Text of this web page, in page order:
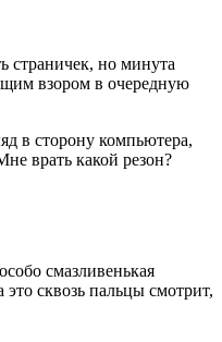
страничек, но минута
взором в очередную
в сторону компьютера,
врать какой резон?
смазливенькая
сквозь пальцы смотрит,